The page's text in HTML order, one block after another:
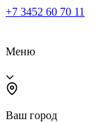
+7 3452 60 70 11
Меню
Ваш город